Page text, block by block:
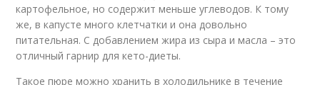
картофельное, но содержит меньше углеводов. К тому
же, в капусте много клетчатки и она довольно
питательная. С добавлением жира из сыра и масла – это
отличный гарнир для кето-диеты.
Такое пюре можно хранить в холодильнике в течение